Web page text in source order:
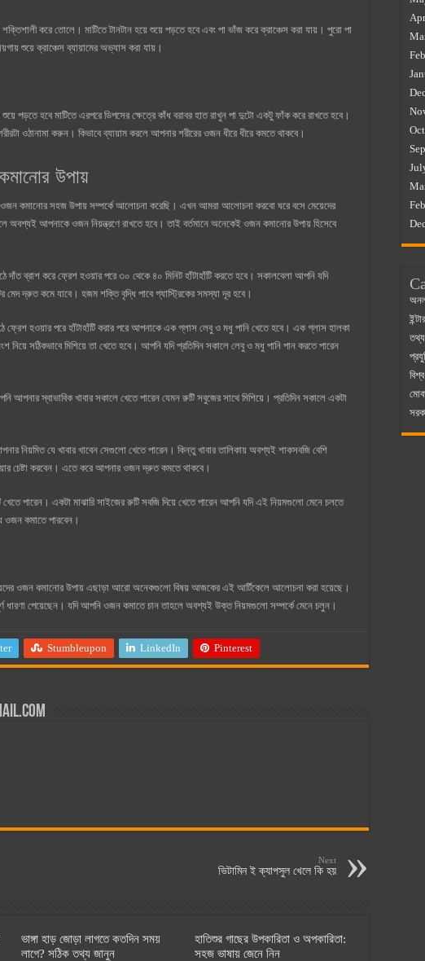
করে তোলে। মাটিতে টানটান হয়ে শুয়ে পড়তে হবে এবং পা ভাঁজ করে ক্রাঞ্চেস করা যায়। পুরো পা
শুয়ে ক্রাঞ্চেস ব্যায়ামের অভ্যাস করা যায়।
পড়তে হবে মাটিতে এরপরে ডিপসের ক্ষেত্রে কাঁধ বরাবর হাত রাখুন পা দুটো একটু ফাঁক করে রাখতে হবে।
ওঠানামা করুন। কিভাবে ব্যায়াম করলে আপনার শরীরের ওজন ধীরে ধীরে কমতে থাকবে।
উপায়
ওজন কমানোর সহজ উপায় সম্পর্কে আলোচনা করেছি। এখন আমরা আলোচনা করবো ঘরে বসে মেয়েদের
অবশ্যই আপনাকে ওজন নিয়ন্ত্রণে রাখতে হবে। তাই বর্তমানে অনেকেই ওজন কমানোর উপায় হিসেবে
দাঁত ব্রাশ করে ফ্রেশ হওয়ার পরে ৩০ থেকে ৪০ মিনিট হাঁটাহাঁটি করতে হবে। সকালবেলা আপনি যদি
মেদ দ্রুত কমে যাবে। হজম শক্তি বৃদ্ধি পাবে গ্যাস্ট্রিকের সমস্যা দূর হবে।
ফ্রেশ হওয়ার পরে হাঁটাহাঁটি করার পরে আপনাকে এক গ্লাস লেবু ও মধু পানি খেতে হবে। এক গ্লাস হালকা
নিয়ে সঠিকভাবে মিশিয়ে তা খেতে হবে। আপনি যদি প্রতিদিন সকালে লেবু ও মধু পানি পান করতে পারেন
আপনার স্বাভাবিক খাবার সকালে খেতে পারেন যেমন রুটি সবুজের সাথে মিশিয়ে। প্রতিদিন সকালে একটা
নিয়মিত যে খাবার খাবেন সেগুলো খেতে পারেন। কিন্তু খাবার তালিকায় অবশ্যই শাকসবজি বেশি
চেষ্টা করবেন। এতে করে আপনার ওজন দ্রুত কমতে থাকবে।
খেতে পারেন। একটা মাঝারি সাইজের রুটি সবজি দিয়ে খেতে পারেন আপনি যদি এই নিয়মগুলো মেনে চলতে
ওজন কমাতে পারবেন।
ওজন কমানোর উপায় এছাড়া আরো অনেকগুলো বিষয় আজকের এই আর্টিকেলে আলোচনা করা হয়েছে।
ধারণা পেয়েছেন। যদি আপনি ওজন কমাতে চান তাহলে অবশ্যই উক্ত নিয়মগুলো সম্পর্কে মেনে চলুন।
Stumbleupon LinkedIn Pinterest
Next
ভিটামিন ই ক্যাপসুল খেলে কি হয়
ভাঙ্গা হাড় জোড়া লাগতে কতদিন সময়
লাগে? সঠিক তথ্য জানুন
হাতিশুর গাছের উপকারিতা ও অপকারিতা:
সহজ ভাষায় জেনে নিন
তথ্য
বিশ্ব